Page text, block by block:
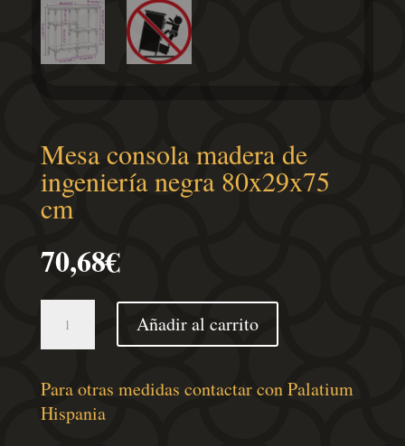
Mesa consola madera de
ingeniería negra 80x29x75
cm
70,68€
consola
de
ingeniería
Añadir al carrito
Para otras medidas contactar con Palatium
Hispania